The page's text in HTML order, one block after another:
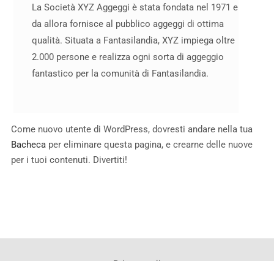
La Società XYZ Aggeggi è stata fondata nel 1971 e
da allora fornisce al pubblico aggeggi di ottima
qualità. Situata a Fantasilandia, XYZ impiega oltre
2.000 persone e realizza ogni sorta di aggeggio
fantastico per la comunità di Fantasilandia.
Come nuovo utente di WordPress, dovresti andare nella tua
Bachecaper eliminare questa pagina, e crearne delle nuove
per i tuoi contenuti. Divertiti!